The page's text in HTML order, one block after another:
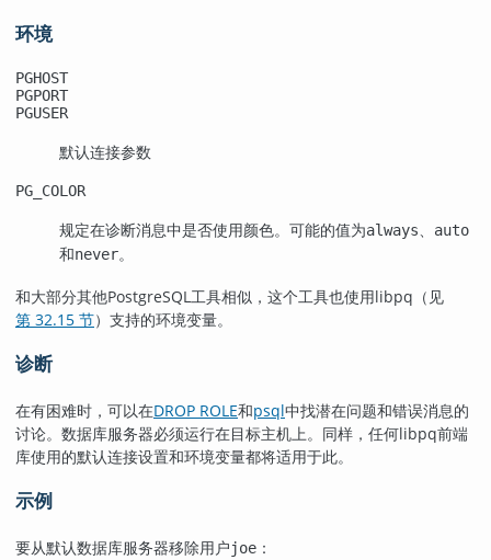
环境
PGHOST
PGPORT
PGUSER
默认连接参数
PG_COLOR
规定在诊断消息中是否使用颜色。可能的值为always auto
和never。
和大部分其他PostgreSQL 工具相似，这个工具也使用libpq （见
第 32.15 节）支持的环境变量。
诊断
在有困难时，可以在DROP ROLE和psql中找潜在问题和错误消息的
讨论。数据库服务器必须运行在目标主机上。同样，任何libpq前端
库使用的默认连接设置和环境变量都将适用于此。
示例
要从默认数据库服务器移除用户joe ：